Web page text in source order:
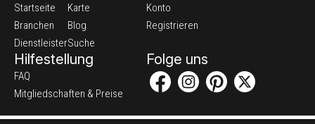
Startseite
Branchen
Dienstleister
Karte
Blog
Suche
Konto
Registrieren
Hilfestellung
FAQ
Mitgliedschaften & Preise
Folge uns